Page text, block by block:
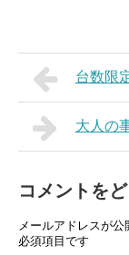
台数限
大人の
コメントを
メールアドレスが公
必須項目です